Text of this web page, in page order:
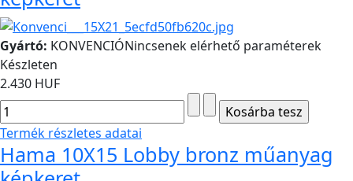
Gyártó: KONVENCIÓNincsenek elérhető paraméterek
Készleten
2.430 HUF
Termék részletes adatai
Hama 10X15 Lobby bronz műanyag